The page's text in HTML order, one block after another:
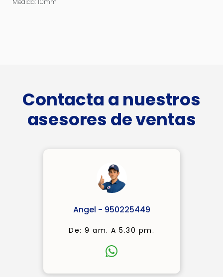
Contacta a nuestros
asesores de ventas
Angel - 950225449
De: 9 am. A 5.30 pm.